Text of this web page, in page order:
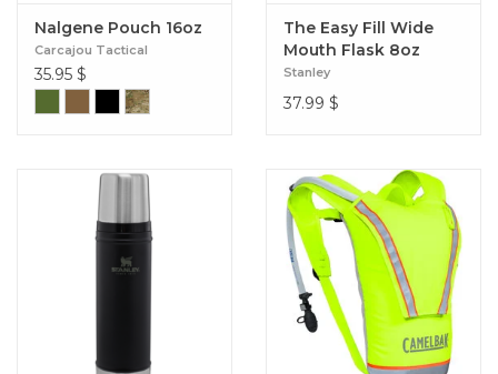
Nalgene Pouch 16oz
Carcajou Tactical
35.95 $
The Easy Fill Wide
Mouth Flask 8oz
Stanley
37.99 $